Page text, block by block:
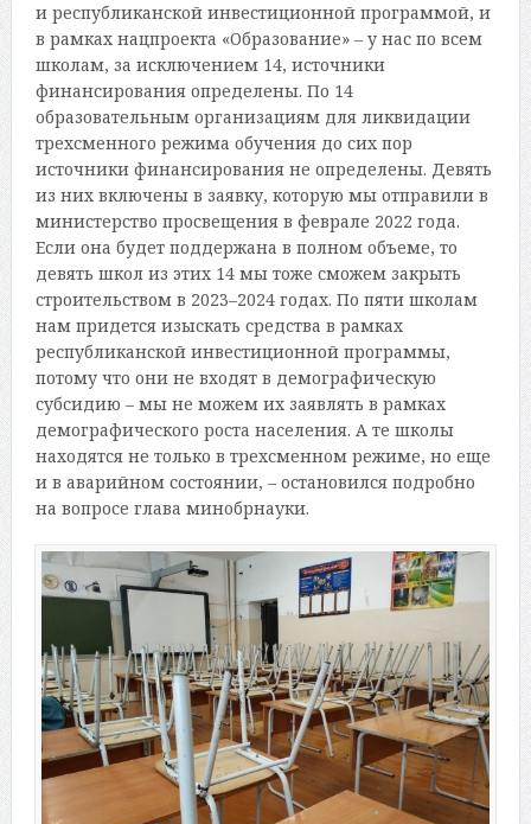
и республиканской инвестиционной программой, и
в рамках нацпроекта «Образование» – у нас по всем
школам, за исключением 14, источники
финансирования определены. По 14
образовательным организациям для ликвидации
трехсменного режима обучения до сих пор
источники финансирования не определены. Девять
из них включены в заявку, которую мы отправили в
министерство просвещения в феврале 2022 года.
Если она будет поддержана в полном объеме, то
девять школ из этих 14 мы тоже сможем закрыть
строительством в 2023–2024 годах. По пяти школам
нам придется изыскать средства в рамках
республиканской инвестиционной программы,
потому что они не входят в демографическую
субсидию – мы не можем их заявлять в рамках
демографического роста населения. А те школы
находятся не только в трехсменном режиме, но еще
и в аварийном состоянии, – остановился подробно
на вопросе глава минобрнауки.